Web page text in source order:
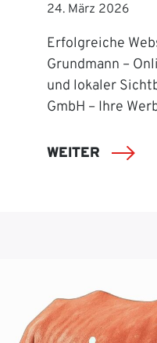
24. März 2026
Erfolgreiche
Grundmann –
und lokaler
GmbH – Ihre
WEITER